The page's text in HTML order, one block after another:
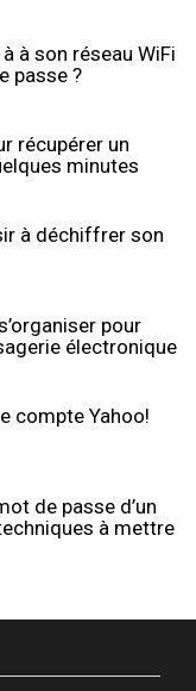
à son réseau WiFi
passe ?
récupérer un
minutes
à déchiffrer son
pour
électronique
compte Yahoo!
de passe d’un
à mettre